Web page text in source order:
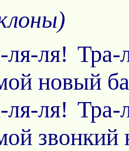
ля-ля! Тра-
новый
ля-ля! Тра-
звонкий